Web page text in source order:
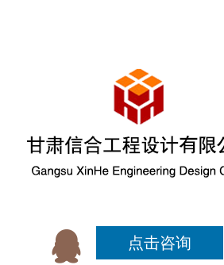
点击咨询